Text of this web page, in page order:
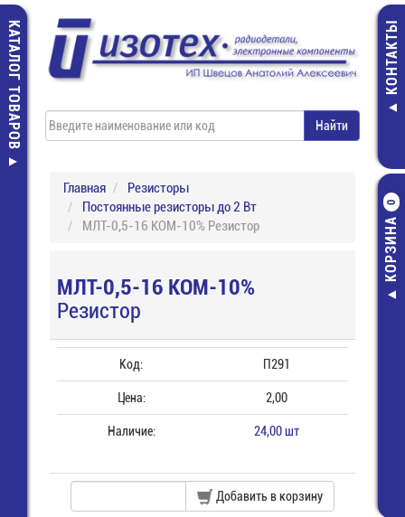
КАТАЛОГ ТОВАРОВ КОНТАКТЫ
КОРЗИНА
0
Главная
Резисторы
Постоянные резисторы до 2 Вт
МЛТ-0,5-16 КОМ-10% Резистор
МЛТ-0,5-16 КОМ-10%
Резистор
Код: П291
Цена: 2,00
Наличие: 24,00 шт
Добавить в корзину